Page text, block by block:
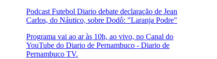
Podcast Futebol Diario debate declaração de Jean
Carlos, do Náutico, sobre Dodô: "Laranja Podre"
Programa vai ao ar às 10h, ao vivo, no Canal do
YouTube do Diario de Pernambuco - Diario de
Pernambuco TV.